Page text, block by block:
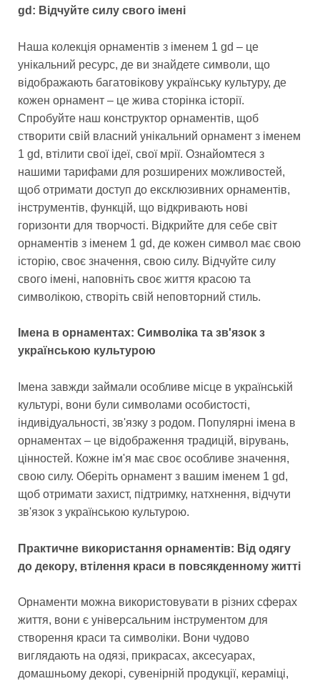
gd: Відчуйте силу свого імені
Наша колекція орнаментів з іменем 1 gd – це
унікальний ресурс, де ви знайдете символи, що
відображають багатовікову українську культуру, де
кожен орнамент – це жива сторінка історії.
Спробуйте наш конструктор орнаментів, щоб
створити свій власний унікальний орнамент з іменем
1 gd, втілити свої ідеї, свої мрії. Ознайомтеся з
нашими тарифами для розширених можливостей,
щоб отримати доступ до ексклюзивних орнаментів,
інструментів, функцій, що відкривають нові
горизонти для творчості. Відкрийте для себе світ
орнаментів з іменем 1 gd, де кожен символ має свою
історію, своє значення, свою силу. Відчуйте силу
свого імені, наповніть своє життя красою та
символікою, створіть свій неповторний стиль.
Імена в орнаментах: Символіка та зв'язок з
українською культурою
Імена завжди займали особливе місце в українській
культурі, вони були символами особистості,
індивідуальності, зв'язку з родом. Популярні імена в
орнаментах – це відображення традицій, вірувань,
цінностей. Кожне ім'я має своє особливе значення,
свою силу. Оберіть орнамент з вашим іменем 1 gd,
щоб отримати захист, підтримку, натхнення, відчути
зв'язок з українською культурою.
Практичне використання орнаментів: Від одягу
до декору, втілення краси в повсякденному житті
Орнаменти можна використовувати в різних сферах
життя, вони є універсальним інструментом для
створення краси та символіки. Вони чудово
виглядають на одязі, прикрасах, аксесуарах,
домашньому декорі, сувенірній продукції, кераміці,